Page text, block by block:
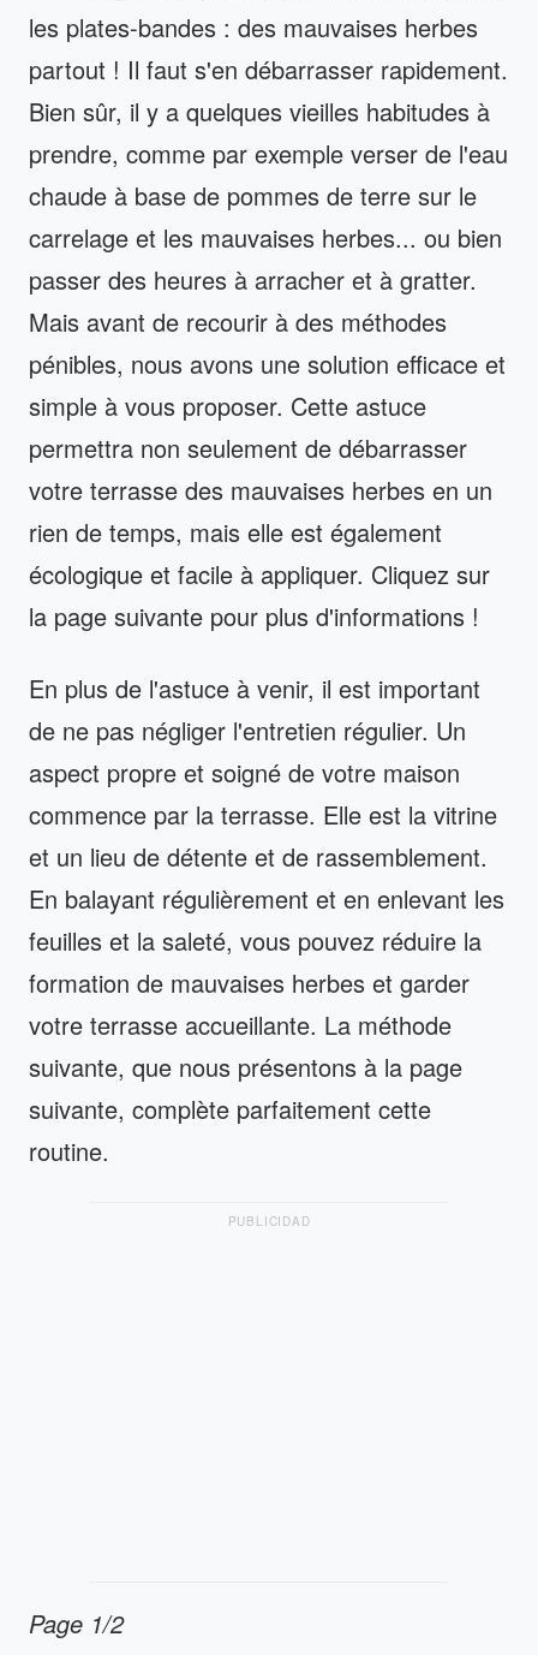
les plates-bandes : des mauvaises herbes
partout ! Il faut s'en débarrasser rapidement.
Bien sûr, il y a quelques vieilles habitudes à
prendre, comme par exemple verser de l'eau
chaude à base de pommes de terre sur le
carrelage et les mauvaises herbes... ou bien
passer des heures à arracher et à gratter.
Mais avant de recourir à des méthodes
pénibles, nous avons une solution efficace et
simple à vous proposer. Cette astuce
permettra non seulement de débarrasser
votre terrasse des mauvaises herbes en un
rien de temps, mais elle est également
écologique et facile à appliquer. Cliquez sur
la page suivante pour plus d'informations !
En plus de l'astuce à venir, il est important
de ne pas négliger l'entretien régulier. Un
aspect propre et soigné de votre maison
commence par la terrasse. Elle est la vitrine
et un lieu de détente et de rassemblement.
En balayant régulièrement et en enlevant les
feuilles et la saleté, vous pouvez réduire la
formation de mauvaises herbes et garder
votre terrasse accueillante. La méthode
suivante, que nous présentons à la page
suivante, complète parfaitement cette
routine.
PUBLICIDAD
Page 1/2